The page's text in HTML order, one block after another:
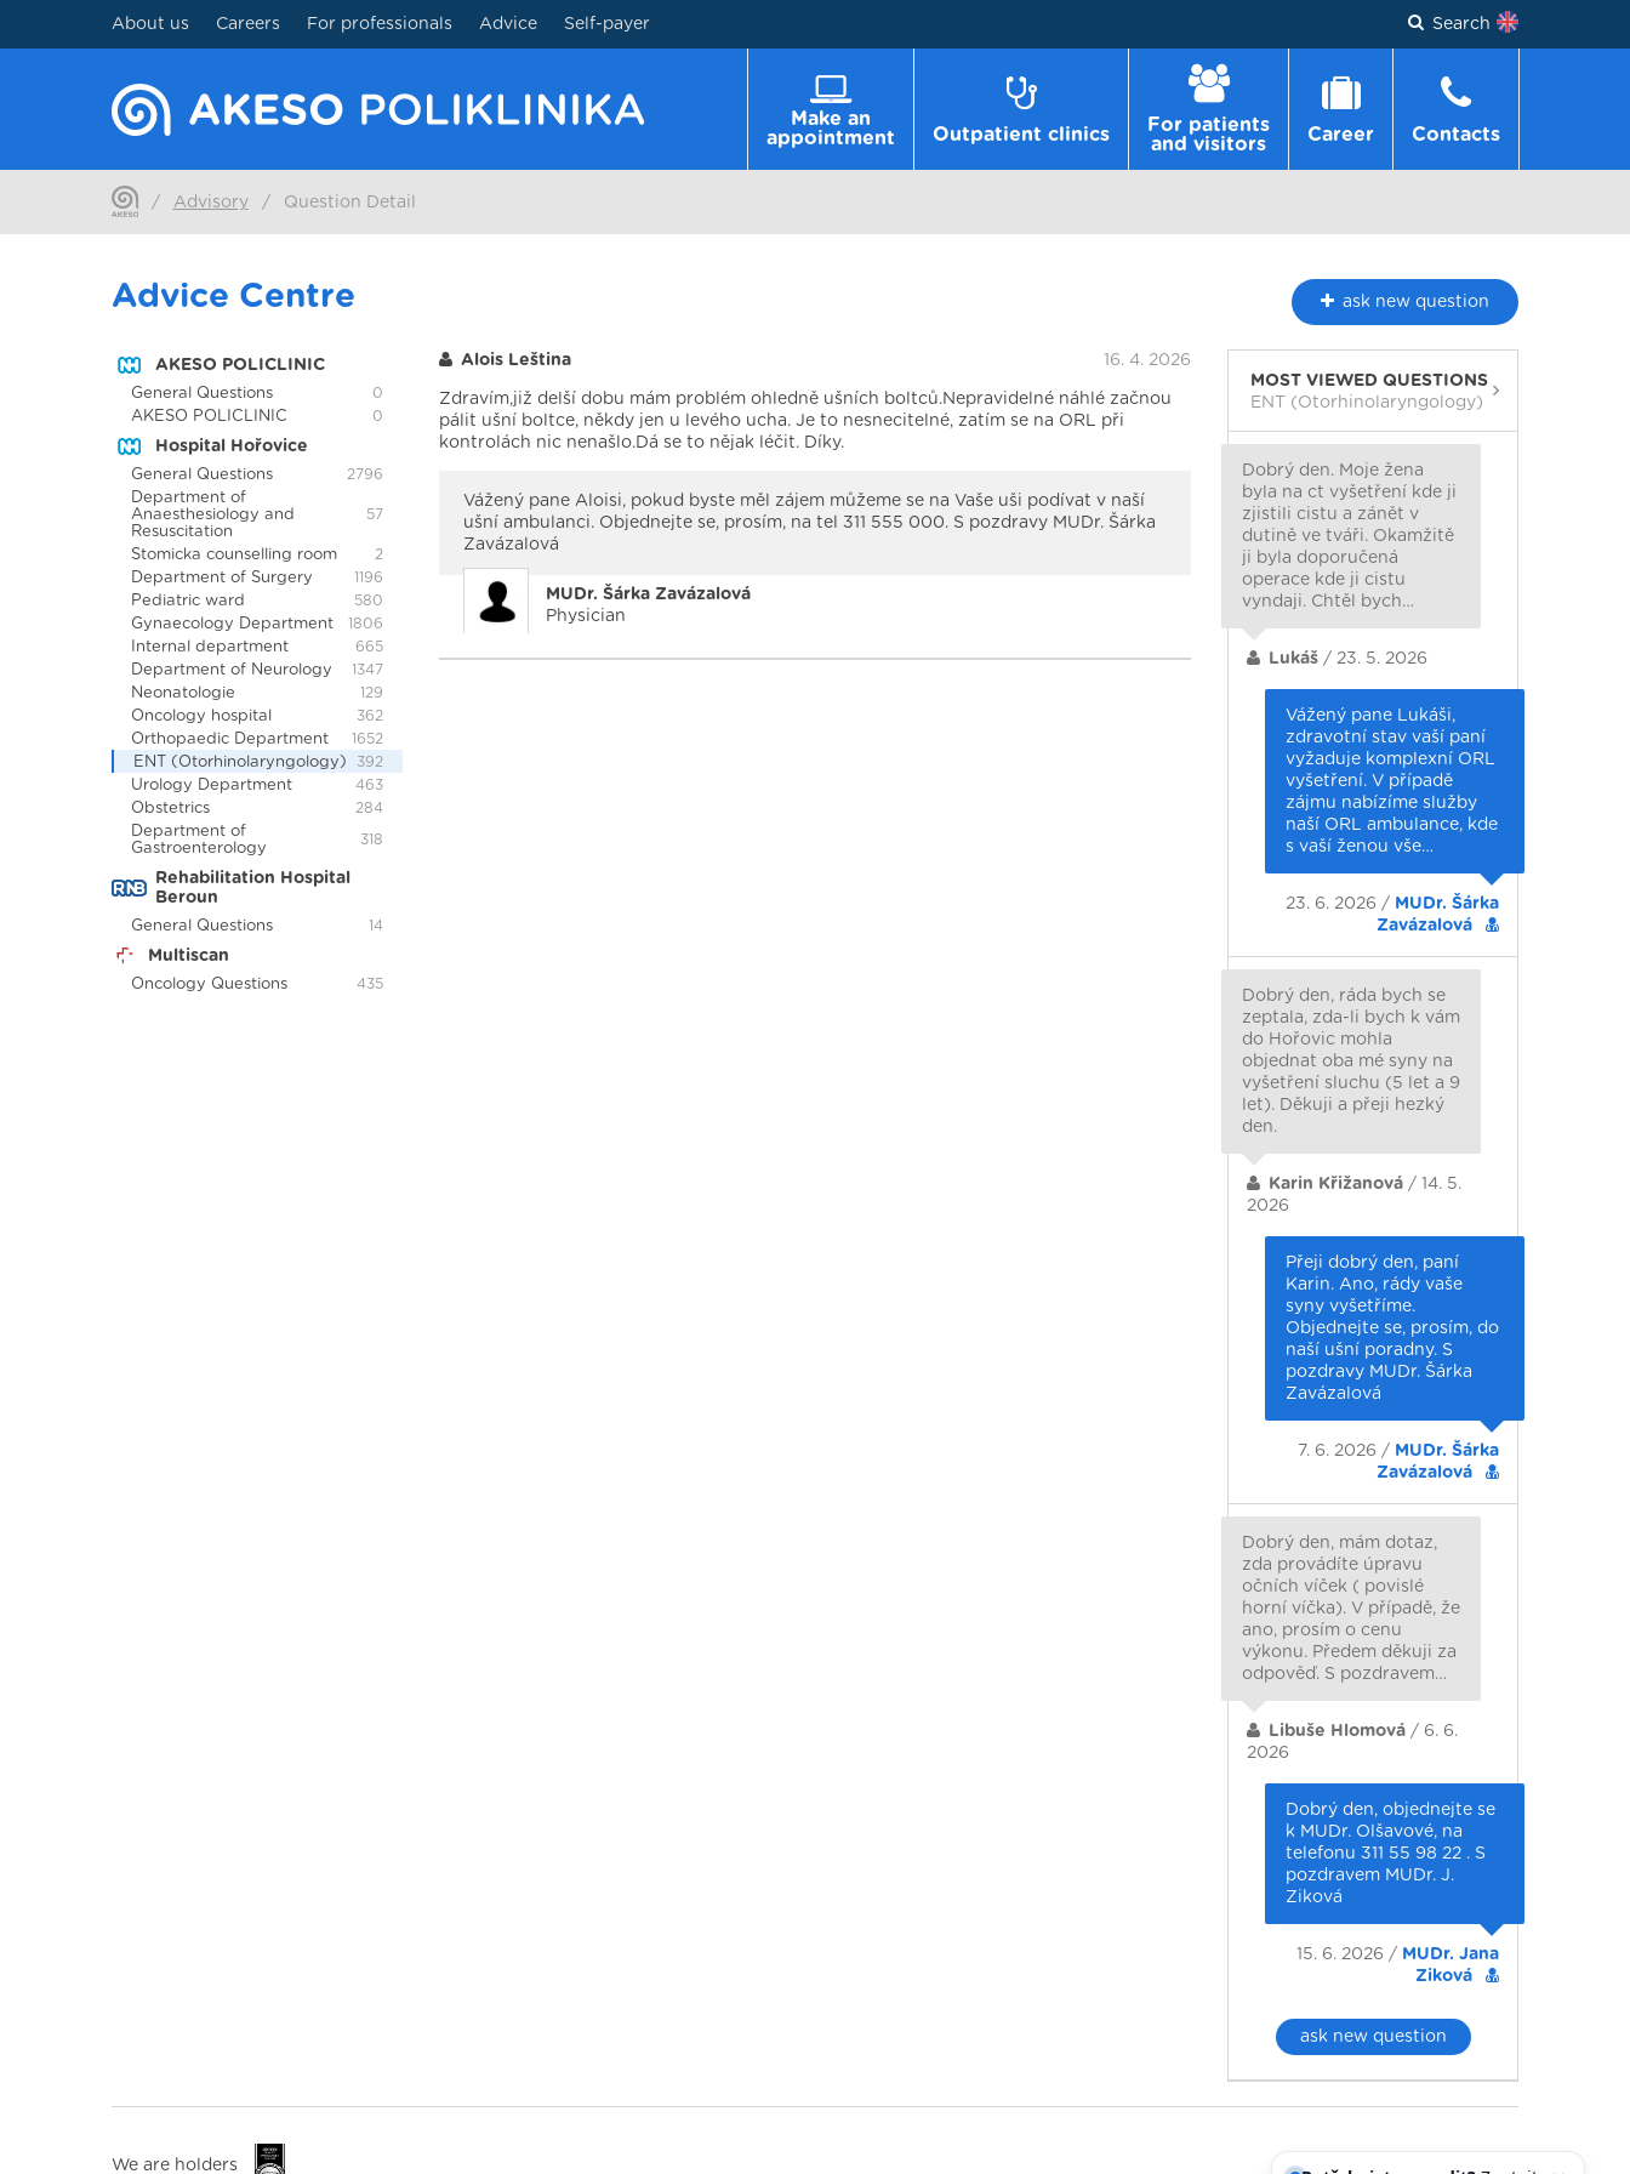
About us Careers For professionals Advice Self-payer Search
Make an
appointment
Outpatient clinics
For patients
and visitors
Career Contacts
/ Advisory / Question Detail
Advice Centre ask new question
AKESO POLICLINIC
General Questions 0
AKESO POLICLINIC 0
Hospital Hořovice
General Questions 2796
Department of
Anaesthesiology and
Resuscitation
57
Stomicka counselling room 2
Department of Surgery 1196
Pediatric ward 580
Gynaecology Department 1806
Internal department 665
Department of Neurology 1347
Neonatologie 129
Oncology hospital 362
Orthopaedic Department 1652
ENT (Otorhinolaryngology) 392
Urology Department 463
Obstetrics 284
Department of
Gastroenterology
318
Rehabilitation Hospital
Beroun
General Questions 14
Multiscan
Oncology Questions 435
Alois Leština 16. 4. 2026
Zdravím,již delší dobu mám problém ohledně ušních boltců.Nepravidelné náhlé začnou
pálit ušní boltce, někdy jen u levého ucha. Je to nesnecitelné, zatím se na ORL při
kontrolách nic nenašlo.Dá se to nějak léčit. Díky.
Vážený pane Aloisi, pokud byste měl zájem můžeme se na Vaše uši podívat v naší
ušní ambulanci. Objednejte se, prosím, na tel 311 555 000. S pozdravy MUDr. Šárka
Zavázalová
MUDr. Šárka Zavázalová
Physician
MOST VIEWED QUESTIONS
ENT (Otorhinolaryngology)
Dobrý den. Moje žena
byla na ct vyšetření kde ji
zjistili cistu a zánět v
dutině ve tváři. Okamžitě
ji byla doporučená
operace kde ji cistu
vyndaji. Chtěl bych…
Lukáš / 23. 5. 2026
Vážený pane Lukáši,
zdravotní stav vaší paní
vyžaduje komplexní ORL
vyšetření. V případě
zájmu nabízíme služby
naší ORL ambulance, kde
s vaší ženou vše…
23. 6. 2026 / MUDr. Šárka
Zavázalová
Dobrý den, ráda bych se
zeptala, zda-li bych k vám
do Hořovic mohla
objednat oba mé syny na
vyšetření sluchu (5 let a 9
let). Děkuji a přeji hezký
den.
Karin Křižanová / 14. 5.
2026
Přeji dobrý den, paní
Karin. Ano, rády vaše
syny vyšetříme.
Objednejte se, prosím, do
naší ušní poradny. S
pozdravy MUDr. Šárka
Zavázalová
7. 6. 2026 / MUDr. Šárka
Zavázalová
Dobrý den, mám dotaz,
zda provádíte úpravu
očních víček ( povislé
horní víčka). V případě, že
ano, prosím o cenu
výkonu. Předem děkuji za
odpověď. S pozdravem…
Libuše Hlomová / 6. 6.
2026
Dobrý den, objednejte se
k MUDr. Olšavové, na
telefonu 311 55 98 22 . S
pozdravem MUDr. J.
Ziková
15. 6. 2026 / MUDr. Jana
Ziková
ask new question
We are holders